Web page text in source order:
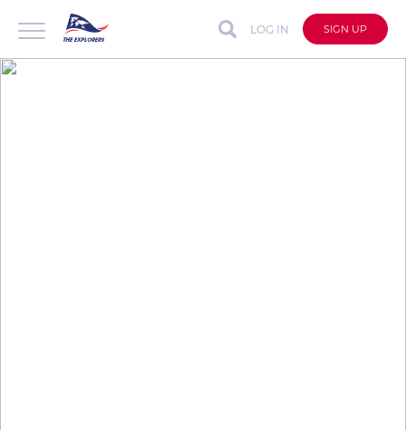
LOG IN SIGN UP